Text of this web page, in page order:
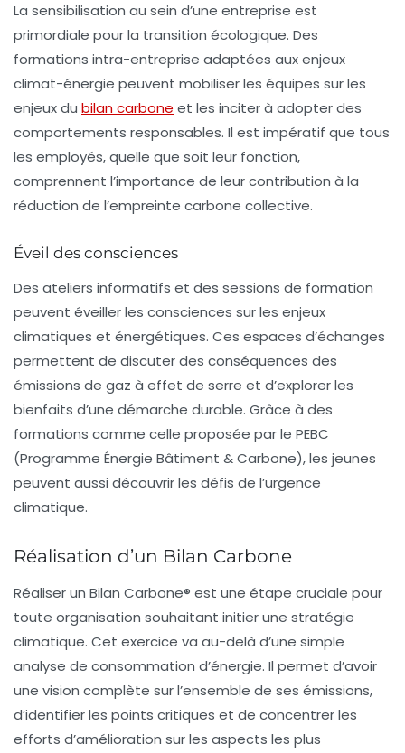
La sensibilisation au sein d’une entreprise est
primordiale pour la transition écologique. Des
formations intra-entreprise adaptées aux enjeux
climat-énergie peuvent mobiliser les équipes sur les
enjeux du bilan carbone et les inciter à adopter des
comportements responsables. Il est impératif que tous
les employés, quelle que soit leur fonction,
comprennent l’importance de leur contribution à la
réduction de l’empreinte carbone collective.
Éveil des consciences
Des ateliers informatifs et des sessions de formation
peuvent éveiller les consciences sur les enjeux
climatiques et énergétiques. Ces espaces d’échanges
permettent de discuter des conséquences des
émissions de gaz à effet de serre et d’explorer les
bienfaits d’une démarche durable. Grâce à des
formations comme celle proposée par le PEBC
(Programme Énergie Bâtiment & Carbone), les jeunes
peuvent aussi découvrir les défis de l’urgence
climatique.
Réalisation d’un Bilan Carbone
Réaliser un Bilan Carbone® est une étape cruciale pour
toute organisation souhaitant initier une stratégie
climatique. Cet exercice va au-delà d’une simple
analyse de consommation d’énergie. Il permet d’avoir
une vision complète sur l’ensemble de ses émissions,
d’identifier les points critiques et de concentrer les
efforts d’amélioration sur les aspects les plus